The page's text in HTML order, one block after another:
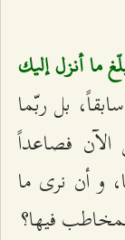
ما أنزل إليك
بل ربّما
فصاعداً
و أن نرى ما
فيها؟